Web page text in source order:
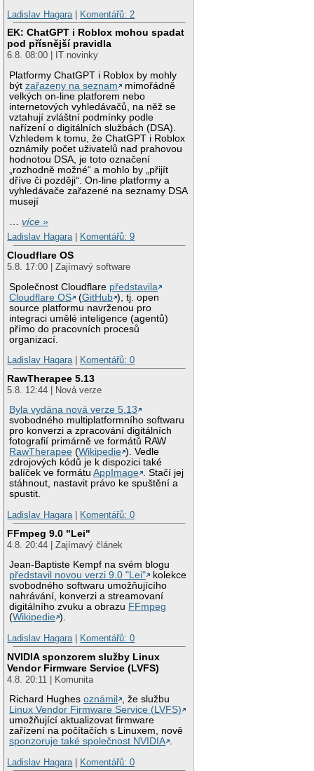
Ladislav Hagara
Komentářů: 2
EK: ChatGPT i Roblox mohou spadat
pod přísnější pravidla
6.8. 08:00 | IT novinky
Platformy ChatGPT i Roblox by mohly
býtzařazeny na seznam
mimořádně
velkých on-line platforem nebo
internetových vyhledávačů, na něž se
vztahují zvláštní podmínky podle
nařízení o digitálních službách (DSA).
Vzhledem k tomu, že ChatGPT i Roblox
oznámily počet uživatelů nad prahovou
hodnotou DSA, je toto označení
„rozhodně možné“ a mohlo by „přijít
dříve či později“. On-line platformy a
vyhledávače zařazené na seznamy DSA
musejí
…více »
Ladislav Hagara| Komentářů: 9
Cloudflare OS
5.8. 17:00 | Zajímavý software
Společnost Cloudflare představila
Cloudflare OS
(GitHub ), tj. open
source platformu navrženou pro
integraci umělé inteligence (agentů)
přímo do pracovních procesů
organizací.
Ladislav Hagara| Komentářů: 0
RawTherapee 5.13
5.8. 12:44 | Nová verze
Byla vydána nová verze 5.13
svobodného multiplatformního softwaru
pro konverzi a zpracování digitálních
fotografií primárně ve formátů RAW
RawTherapee (Wikipedie ). Vedle
zdrojových kódů je k dispozici také
balíček ve formátuAppImage . Stačí jej
stáhnout, nastavit právo ke spuštění a
spustit.
Ladislav Hagara| Komentářů: 0
FFmpeg 9.0 "Lei"
4.8. 20:44 | Zajímavý článek
Jean-Baptiste Kempf na svém blogu
představil novou verzi 9.0 "Lei"
kolekce
svobodného softwaru umožňujícího
nahrávání, konverzi a streamovaní
digitálního zvuku a obrazu FFmpeg
(Wikipedie ).
Ladislav Hagara| Komentářů: 0
NVIDIA sponzorem služby Linux
Vendor Firmware Service (LVFS)
4.8. 20:11 | Komunita
Richard Hughesoznámil
, že službu
Linux Vendor Firmware Service (LVFS)
umožňující aktualizovat firmware
zařízení na počítačích s Linuxem, nově
sponzoruje také společnost NVIDIA .
Ladislav Hagara| Komentářů: 0